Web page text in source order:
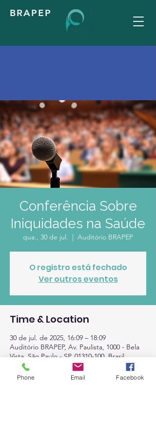
BRAPEP
Conferência Sobre
Iniquidades na Saúde
qua., 30 de jul.
  |
Auditório BRAPEP
O registro está fechado
Ver outros eventos
Time & Location
30 de jul. de 2025, 16:09 – 18:09
Auditório BRAPEP, Av. Paulista, 1000 - Bela
Vista, São Paulo - SP, 01310-100, Brasil
Phone Email Facebook